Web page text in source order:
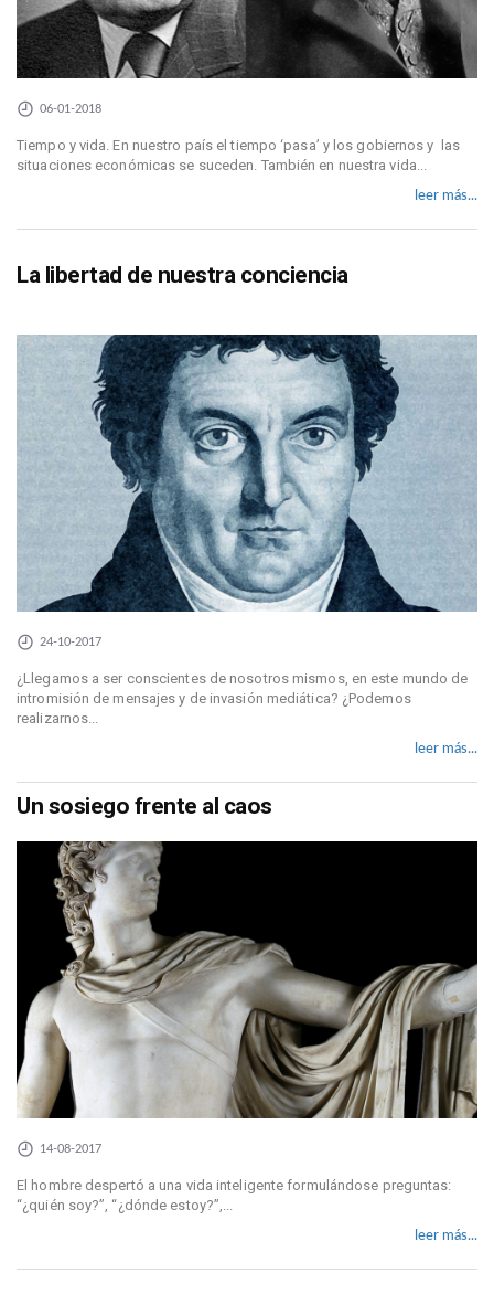
06-01-2018
Tiempo y vida. En nuestro país el tiempo ‘pasa’ y los gobiernos y las
situaciones económicas se suceden. También en nuestra vida...
leer más...
La libertad de nuestra conciencia
24-10-2017
¿Llegamos a ser conscientes de nosotros mismos, en este mundo de
intromisión de mensajes y de invasión mediática? ¿Podemos
realizarnos...
leer más...
Un sosiego frente al caos
14-08-2017
El hombre despertó a una vida inteligente formulándose preguntas:
“¿quién soy?”, “¿dónde estoy?”,...
leer más...